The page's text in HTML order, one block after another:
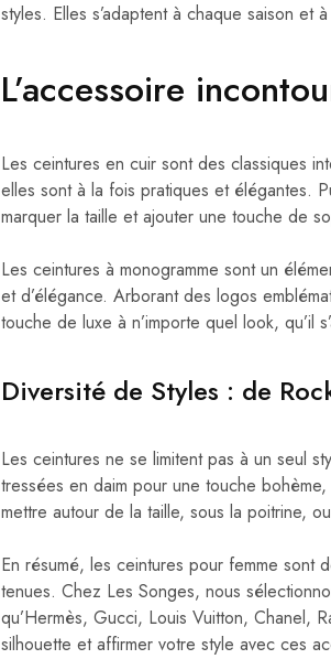
styles. Elles s’adaptent à chaque saison et
L’accessoire
Les ceintures en cuir sont des classiques
elles sont à la fois pratiques et élégantes.
marquer la taille et ajouter une touche de
Les ceintures à monogramme sont un
et d’élégance. Arborant des logos
touche de luxe à n’importe quel look, qu’il
Diversité de Styles : de
Les ceintures ne se limitent pas à un seul
tressées en daim pour une touche
mettre autour de la taille, sous la poitrine,
En résumé, les ceintures pour femme sont
tenues. Chez Les Songes, nous
qu’Hermès, Gucci, Louis Vuitton, Chanel,
silhouette et affirmer votre style avec ces